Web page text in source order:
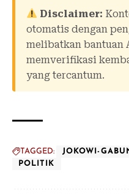
Disclaimer:
otomatis dengan
melibatkan bantuan
memverifikasi
yang tercantum.
TAGGED: JOKOWI-
POLITIK